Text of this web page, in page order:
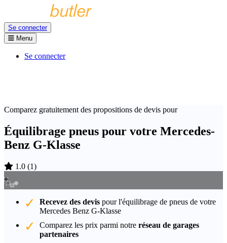
Se connecter
Menu
Se connecter
Comparez gratuitement des propositions de devis pour
Équilibrage pneus pour votre Mercedes-
Benz G-Klasse
1.0 (1)
Recevez des devis pour l'équilibrage de pneus de votre
Mercedes Benz G-Klasse
Comparez les prix parmi notre réseau de garages
partenaires